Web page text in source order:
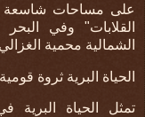
على مساحات شاسعة
القلابات" وفي
الشمالية محمية
الحياة البرية ثروة قومية
تمثل الحياة البرية